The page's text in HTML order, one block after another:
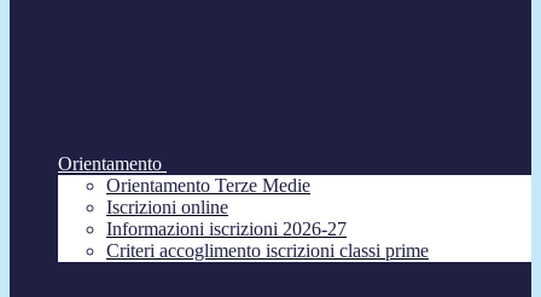
Orientamento
Orientamento Terze Medie
Iscrizioni online
Informazioni iscrizioni 2026-27
Criteri accoglimento iscrizioni classi prime